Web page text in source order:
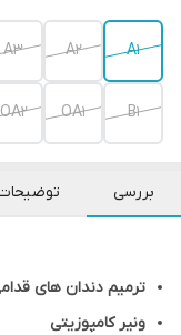
A1
A2
A3
B1
OA1
OA2
بررسی
ترمیم دندان های
ونیر کامپوزیتی